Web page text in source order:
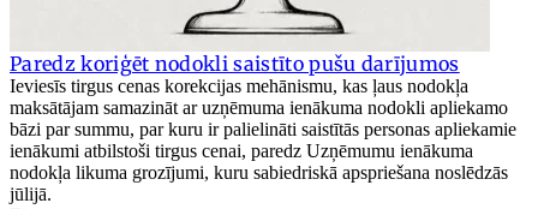
Paredz koriģēt nodokli saistīto pušu darījumos
Ieviesīs tirgus cenas korekcijas mehānismu, kas ļaus nodokļa
maksātājam samazināt ar uzņēmuma ienākuma nodokli apliekamo
bāzi par summu, par kuru ir palielināti saistītās personas apliekamie
ienākumi atbilstoši tirgus cenai, paredz Uzņēmumu ienākuma
nodokļa likuma grozījumi, kuru sabiedriskā apspriešana noslēdzās
jūlijā.